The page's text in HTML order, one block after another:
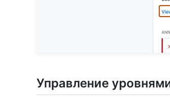
Управление